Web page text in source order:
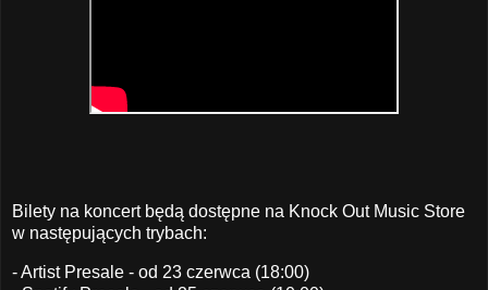
Bilety na koncert będą dostępne na Knock Out Music Store
w następujących trybach:
- Artist Presale - od 23 czerwca (18:00)